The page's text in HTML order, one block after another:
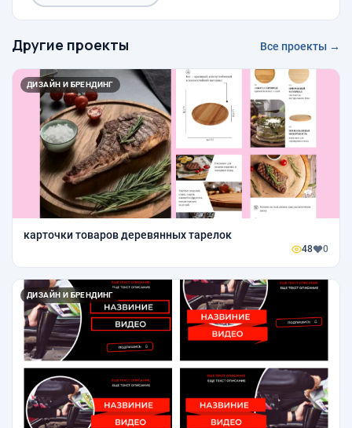
Другие проекты Все проекты →
ДИЗАЙН И БРЕНДИНГ
карточки товаров деревянных тарелок
48 0
ДИЗАЙН И БРЕНДИНГ